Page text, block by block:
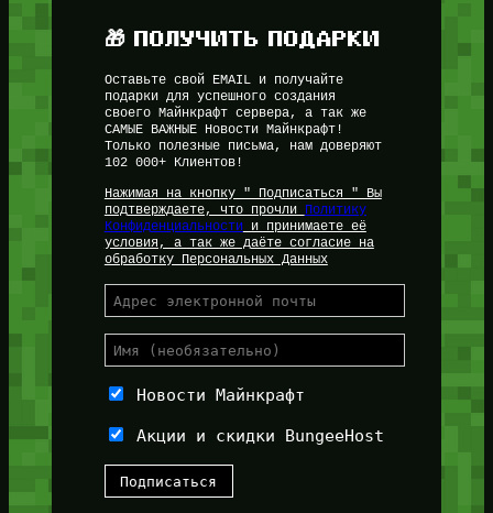
🎁 ПОЛУЧИТЬ ПОДАРКИ
Оставьте свой EMAIL и получайте
подарки для успешного создания
своего Майнкрафт сервера, а так же
САМЫЕ ВАЖНЫЕ Новости Майнкрафт!
Только полезные письма, нам доверяют
102 000+ Клиентов!
Нажимая на кнопку " Подписаться " Вы
подтверждаете, что прочли
Политику
Конфиденциальностии принимаете её
условия, а так же даёте согласие на
обработку Персональных Данных
Новости Майнкрафт
Акции и скидки BungeeHost